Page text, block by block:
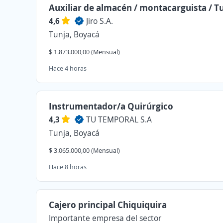
Auxiliar de almacén / montacarguista /
4,6
Jiro S.A.
Tunja, Boyacá
$ 1.873.000,00 (Mensual)
Hace 4 horas
Instrumentador/a Quirúrgico
4,3
TU TEMPORAL S.A
Tunja, Boyacá
$ 3.065.000,00 (Mensual)
Hace 8 horas
Cajero principal Chiquiquira
Importante empresa del sector